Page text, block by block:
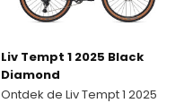
Liv Tempt 1 2025 Black
Diamond
Ontdek de Liv Tempt 1 2025